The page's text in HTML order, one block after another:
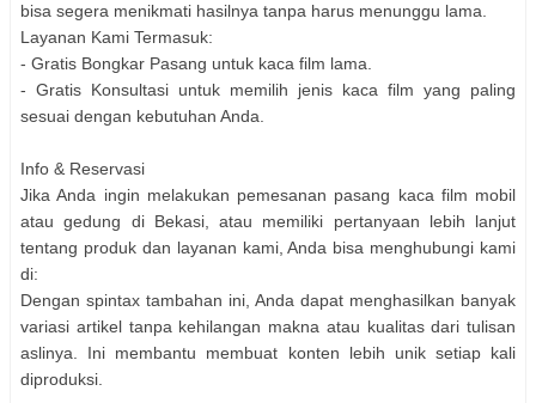
bisa segera menikmati hasilnya tanpa harus menunggu lama.
Layanan Kami Termasuk:
- Gratis Bongkar Pasang untuk kaca film lama.
- Gratis Konsultasi untuk memilih jenis kaca film yang paling
sesuai dengan kebutuhan Anda.
Info & Reservasi
Jika Anda ingin melakukan pemesanan pasang kaca film mobil
atau gedung di Bekasi, atau memiliki pertanyaan lebih lanjut
tentang produk dan layanan kami, Anda bisa menghubungi kami
di:
Dengan spintax tambahan ini, Anda dapat menghasilkan banyak
variasi artikel tanpa kehilangan makna atau kualitas dari tulisan
aslinya. Ini membantu membuat konten lebih unik setiap kali
diproduksi.